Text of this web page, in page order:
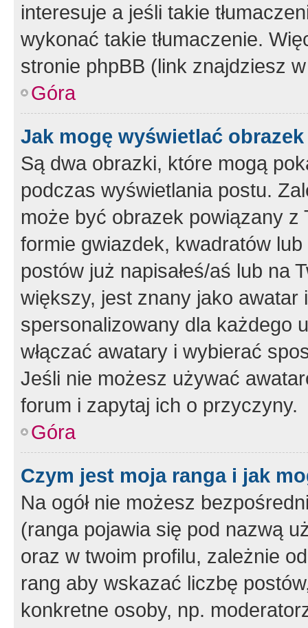
interesuje a jeśli takie
wykonać takie tłumaczenie.
stronie phpBB (link znajdziesz
Góra
Jak mogę wyświetlać
Są dwa obrazki, które mogą
podczas wyświetlania postu.
może być obrazek powiązany z
formie gwiazdek, kwadratów
postów już napisałeś/aś lub na
większy, jest znany jako
spersonalizowany dla każdego
włączać awatary i wybierać
Jeśli nie możesz używać
forum i zapytaj ich o przyczyny.
Góra
Czym jest moja ranga i jak
Na ogół nie możesz
(ranga pojawia się pod nazwą
oraz w twoim profilu, zależnie
rang aby wskazać liczbę
konkretne osoby, np.